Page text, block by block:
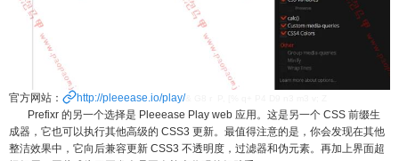
官方网站： http://pleeease.io/play/
Prefixr 的另一个选择是 Pleeease Play web 应用。这是另一个 CSS 前缀生
成器，它也可以执行其他高级的 CSS3 更新。最值得注意的是，你会发现在其他
整洁效果中，它向后兼容更新 CSS3 不透明度，过滤器和伪元素。再加上界面超